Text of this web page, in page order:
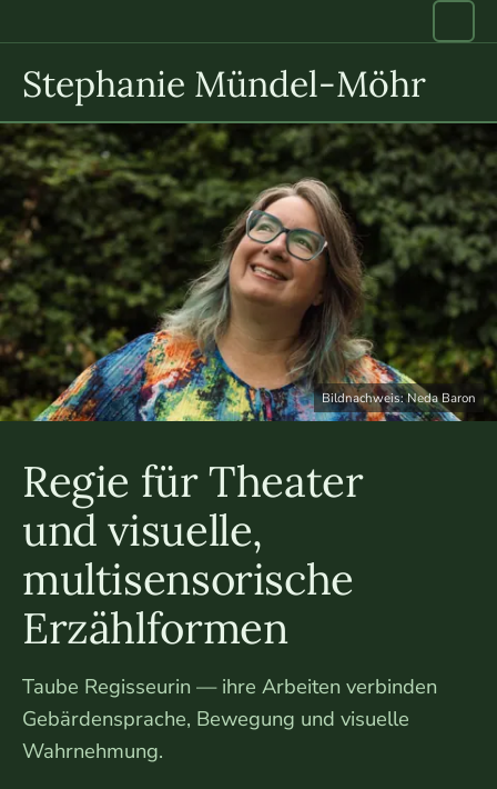
Stephanie Mündel-Möhr
Bildnachweis: Neda Baron
Regie für Theater
und visuelle,
multisensorische
Erzählformen
Taube Regisseurin — ihre Arbeiten verbinden
Gebärdensprache, Bewegung und visuelle
Wahrnehmung.